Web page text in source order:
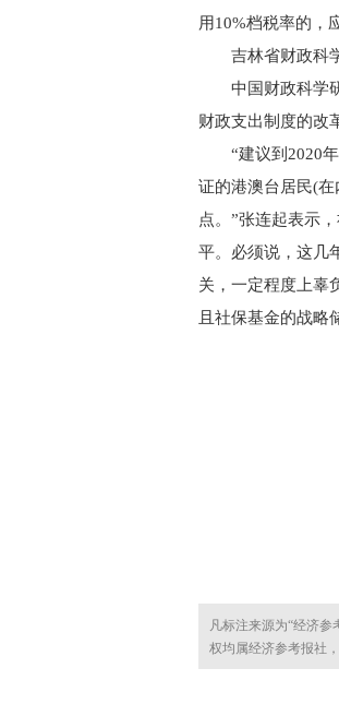
用10%档税率的，
吉林省财政科学
中国财政科学研
财政支出制度的改
“建议到2020年
证的港澳台居民(
点。”张连起表示
平。必须说，这几
关，一定程度上辜
且社保基金的战略
凡标注来源为“经济
权均属经济参考报社